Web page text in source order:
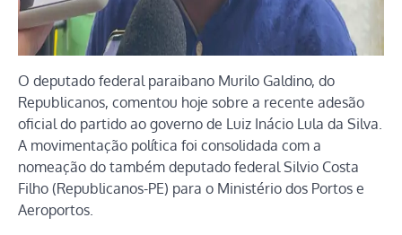
O deputado federal paraibano Murilo Galdino, do
Republicanos, comentou hoje sobre a recente adesão
oficial do partido ao governo de Luiz Inácio Lula da Silva.
A movimentação política foi consolidada com a
nomeação do também deputado federal Silvio Costa
Filho (Republicanos-PE) para o Ministério dos Portos e
Aeroportos.